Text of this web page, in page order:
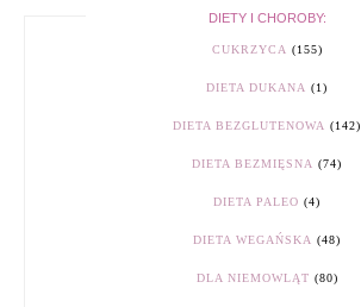
DIETY I CHOROBY:
CUKRZYCA (155)
DIETA DUKANA (1)
DIETA BEZGLUTENOWA (142)
DIETA BEZMIĘSNA (74)
DIETA PALEO (4)
DIETA WEGAŃSKA (48)
DLA NIEMOWLĄT (80)